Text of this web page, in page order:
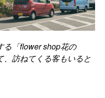
る「flower shop花の
訪ねてくる客もいると